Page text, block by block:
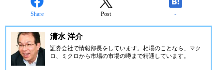
Share Post -
清水 洋介
証券会社で情報部長をしています。相場のことなら、マク
ロ、ミクロから市場の市場の噂まで精通しています。